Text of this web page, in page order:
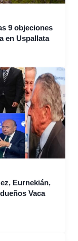
9 objeciones
en Uspallata
Eurnekián,
Vaca